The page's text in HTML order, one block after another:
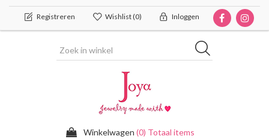
Registreren Wishlist(0) Inloggen
Winkelwagen (0) Totaal items